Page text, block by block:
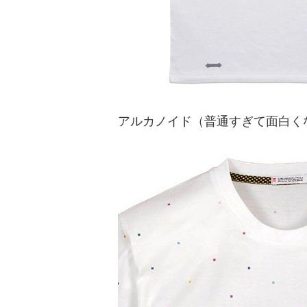
アルカノイド（普通すぎて面白く